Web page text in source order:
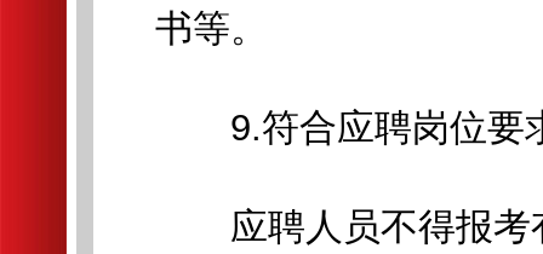
书等。
9.符合应聘岗位要
应聘人员不得报考